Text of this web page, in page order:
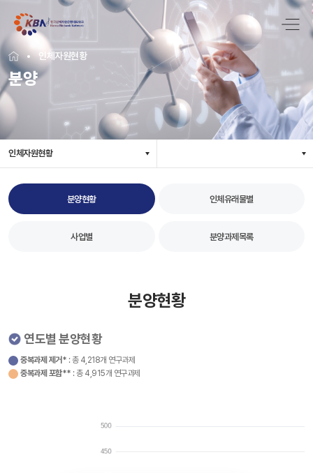
인체자원현황
분양
인체자원현황
분양현황 인체유래물별
사업별 분양과제목록
분양현황
연도별 분양현황
중복과제 제거* : 총 4,218개 연구과제
중복과제 포함** : 총 4,915개 연구과제